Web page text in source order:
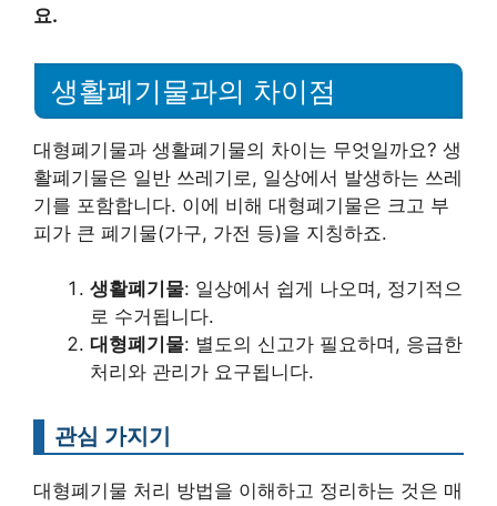
요.
생활폐기물과의 차이점
대형폐기물과 생활폐기물의 차이는 무엇일까요? 생
활폐기물은 일반 쓰레기로, 일상에서 발생하는 쓰레
기를 포함합니다. 이에 비해 대형폐기물은 크고 부
피가 큰 폐기물(가구, 가전 등)을 지칭하죠.
생활폐기물: 일상에서 쉽게 나오며, 정기적으
로 수거됩니다.
대형폐기물: 별도의 신고가 필요하며, 응급한
처리와 관리가 요구됩니다.
관심 가지기
대형폐기물 처리 방법을 이해하고 정리하는 것은 매